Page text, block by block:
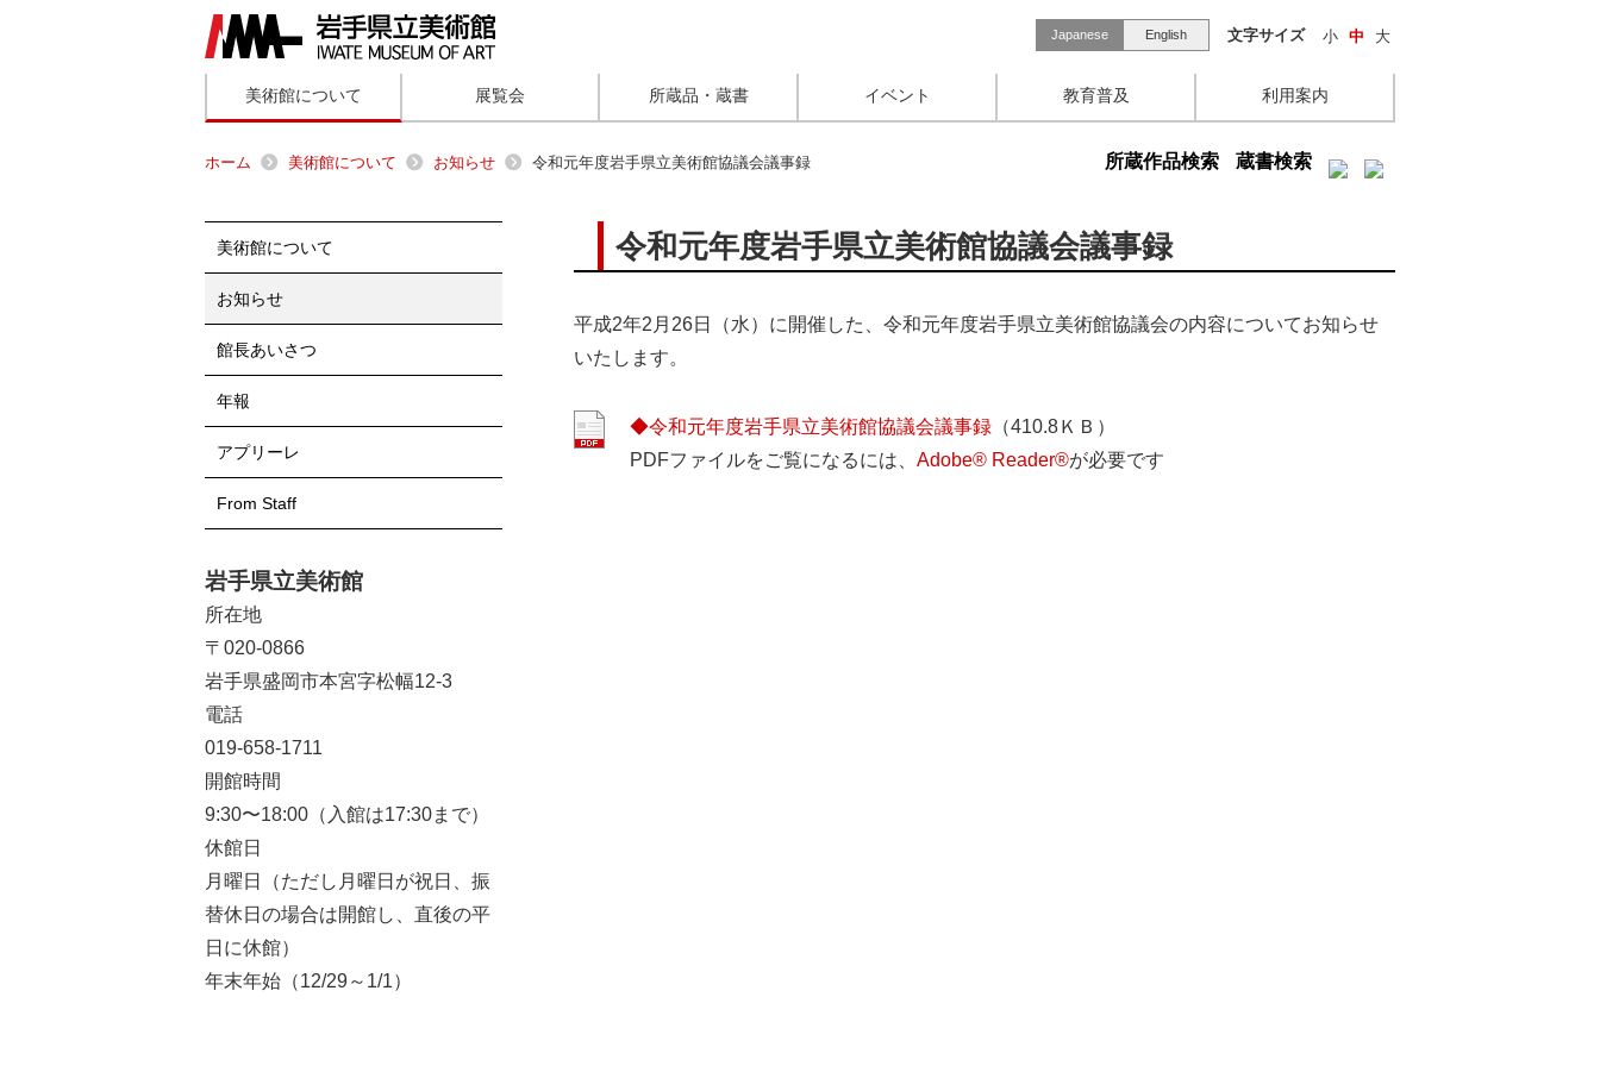
文字サイズ 小 中 大
Japanese English
美術館について 展覧会 所蔵品・蔵書 イベント 教育普及 利用案内
ホーム 美術館について お知らせ 令和元年度岩手県立美術館協議会議事録 所蔵作品検索 蔵書検索
令和元年度岩手県立美術館協議会議事録
平成2年2月26日（水）に開催した、令和元年度岩手県立美術館協議会の内容についてお知らせ
いたします。
◆令和元年度岩手県立美術館協議会議事録 （410.8ＫＢ）
PDFファイルをご覧になるには、 Adobe® Reader®が必要です
美術館について
お知らせ
館長あいさつ
年報
アプリーレ
From Staff
岩手県立美術館
所在地
〒020-0866
岩手県盛岡市本宮字松幅12-3
電話
019-658-1711
開館時間
9:30〜18:00（入館は17:30まで）
休館日
月曜日（ただし月曜日が祝日、振
替休日の場合は開館し、直後の平
日に休館）
年末年始（12/29～1/1）